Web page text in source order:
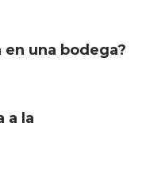
una bodega?
a la